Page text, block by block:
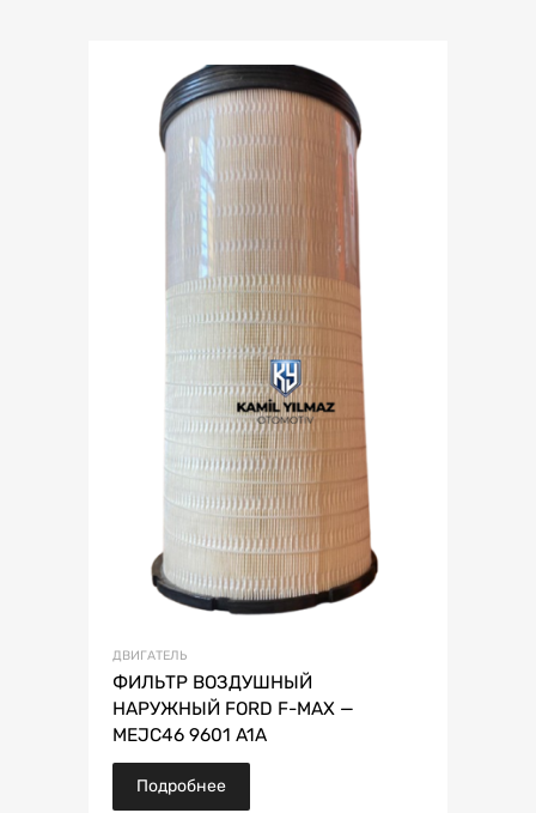
ДВИГАТЕЛЬ
ФИЛЬТР ВОЗДУШНЫЙ
НАРУЖНЫЙ FORD F-MAX —
MEJC46 9601 A1A
Подробнее